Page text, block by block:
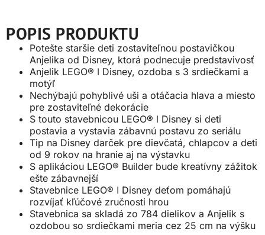
POPIS PRODUKTU
Potešte staršie deti zostaviteľnou postavičkou
Anjelika od Disney, ktorá podnecuje predstavivosť
Anjelik LEGO® ǀ Disney, ozdoba s 3 srdiečkami a
motýľ
Nechýbajú pohyblivé uši a otáčacia hlava a miesto
pre zostaviteľné dekorácie
S touto stavebnicou LEGO® ǀ Disney si deti
postavia a vystavia zábavnú postavu zo seriálu
Tip na Disney darček pre dievčatá, chlapcov a deti
od 9 rokov na hranie aj na výstavku
S aplikáciou LEGO® Builder bude kreatívny zážitok
ešte zábavnejší
Stavebnice LEGO® ǀ Disney deťom pomáhajú
rozvíjať kľúčové zručnosti hrou
Stavebnica sa skladá zo 784 dielikov a Anjelik s
ozdobou so srdiečkami meria cez 25 cm na výšku